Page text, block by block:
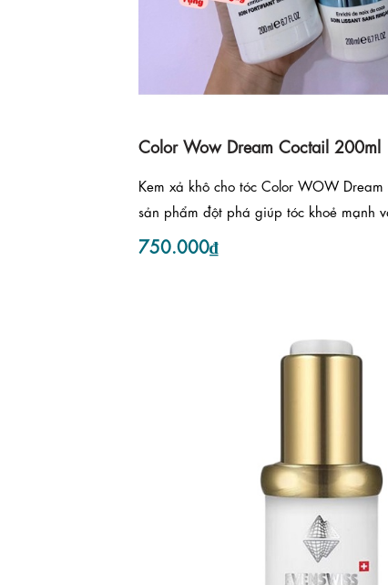
Color Wow Dream Coctail 200ml
️Kem xả khô cho tóc Color WOW Dream
sản phẩm đột phá giúp tóc khoẻ mạnh
750.000₫